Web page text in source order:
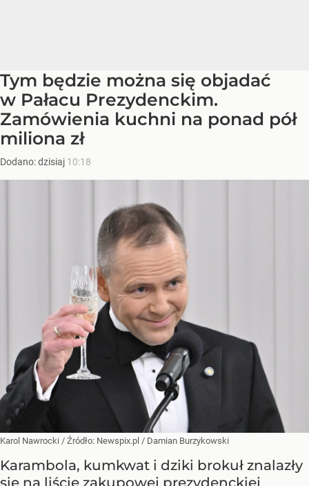
Tym będzie można się objadać
w Pałacu Prezydenckim.
Zamówienia kuchni na ponad pół
miliona zł
Dodano:dzisiaj 10:18
Karol Nawrocki / Źródło: Newspix.pl / Damian Burzykowski
Karambola, kumkwat i dziki brokuł znalazły